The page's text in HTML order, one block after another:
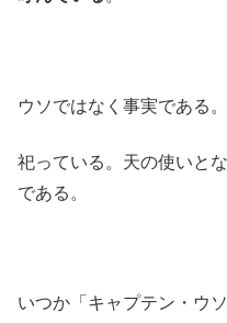
ウソではなく事実である
祀っている。天の使いと
である。
いつか「キャプテン・ウ